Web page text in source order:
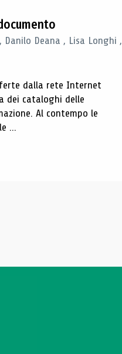
Danilo Deana , Lisa Longhi ,
dalla rete Internet
dei cataloghi delle
Al contempo le
...